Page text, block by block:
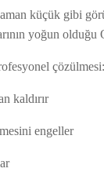
küçük gibi
yoğun olduğu
çözülmesi:
kaldırır
engeller